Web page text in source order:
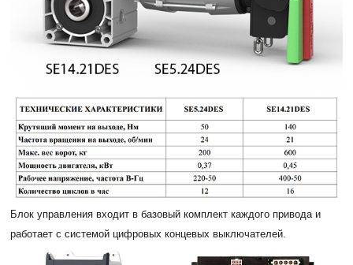
Блок управления входит в базовый комплект каждого привода и
работает с системой цифровых концевых выключателей.